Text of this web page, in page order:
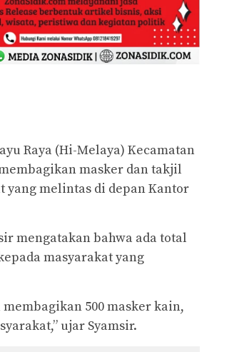
Raya (Hi-Melaya) Kecamatan
masker dan takjil
yang melintas di depan Kantor
mengatakan bahwa ada total
masyarakat yang
500 masker kain,
ujar Syamsir.